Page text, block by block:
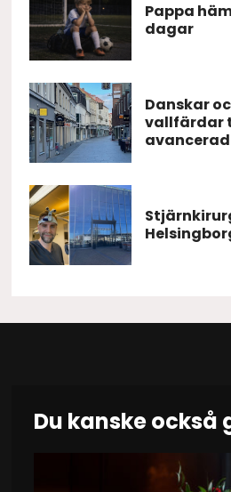
Pappa
dagar
Danskar
vallfärdar
Du kanske också